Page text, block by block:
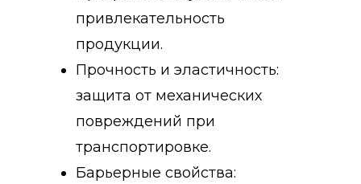
привлекательность
продукции.
Прочность и эластичность:
защита от механических
повреждений при
транспортировке.
Барьерные свойства: